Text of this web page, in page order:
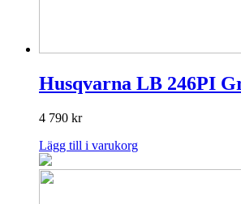
Husqvarna LB 246PI
4 790 kr
Lägg till i varukorg